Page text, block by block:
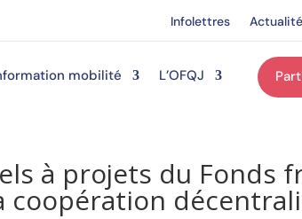
Infolettres
mobilité L’OFQJ
à projets du Fonds